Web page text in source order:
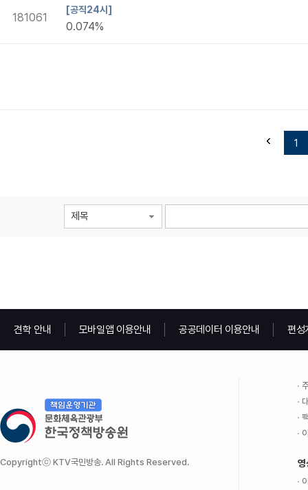
181061
[공직24시]
0.074%
1
제목
견학 안내 모바일앱 이용안내 공공데이터 이용안내 편성
Copyrightⓒ KTV국민방송. All Rights Reserved. 영